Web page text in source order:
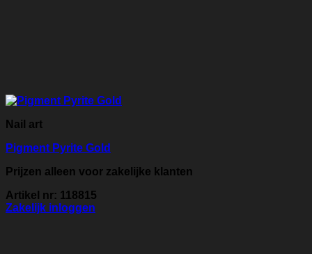
Nail art
Pigment Pyrite Gold
Prijzen alleen voor zakelijke klanten
Artikel nr: 118815
Zakelijk inloggen